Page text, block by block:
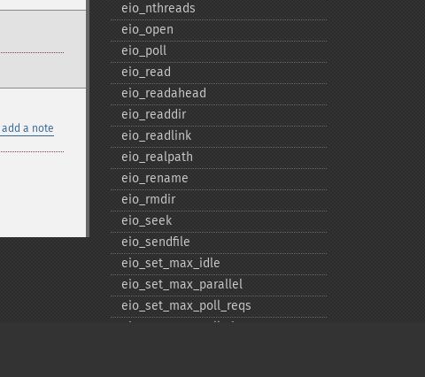
add a note
eio_​nthreads
eio_​open
eio_​poll
eio_​read
eio_​readahead
eio_​readdir
eio_​readlink
eio_​realpath
eio_​rename
eio_​rmdir
eio_​seek
eio_​sendfile
eio_​set_​max_​idle
eio_​set_​max_​parallel
eio_​set_​max_​poll_​reqs
eio_​set_​max_​poll_​time